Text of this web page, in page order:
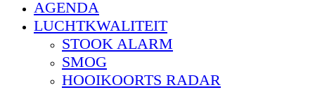
AGENDA
LUCHTKWALITEIT
STOOK ALARM
SMOG
HOOIKOORTS RADAR